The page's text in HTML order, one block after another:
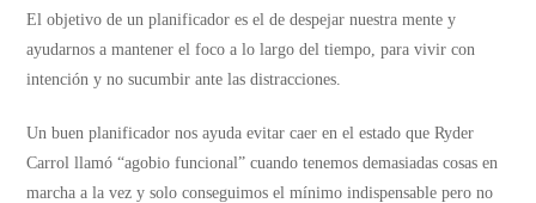
El objetivo de un planificador es el de despejar nuestra mente y
ayudarnos a mantener el foco a lo largo del tiempo, para vivir con
intención y no sucumbir ante las distracciones.
Un buen planificador nos ayuda evitar caer en el estado que Ryder
Carrol llamó “agobio funcional” cuando tenemos demasiadas cosas en
marcha a la vez y solo conseguimos el mínimo indispensable pero no